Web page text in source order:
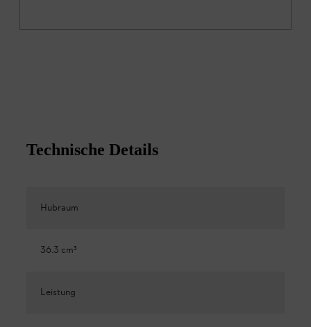
Technische Details
Hubraum
36.3 cm³
Leistung